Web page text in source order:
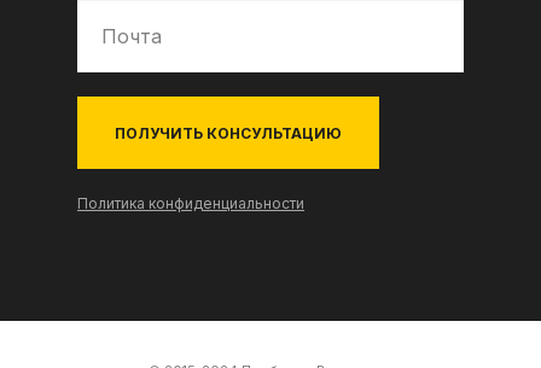
Политика конфиденциальности
ПОЛУЧИТЬ КОНСУЛЬТАЦИЮ